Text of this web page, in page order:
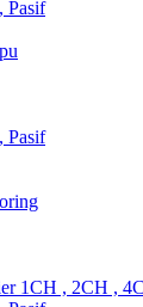
Pasif
Pasif
1CH , 2CH ,